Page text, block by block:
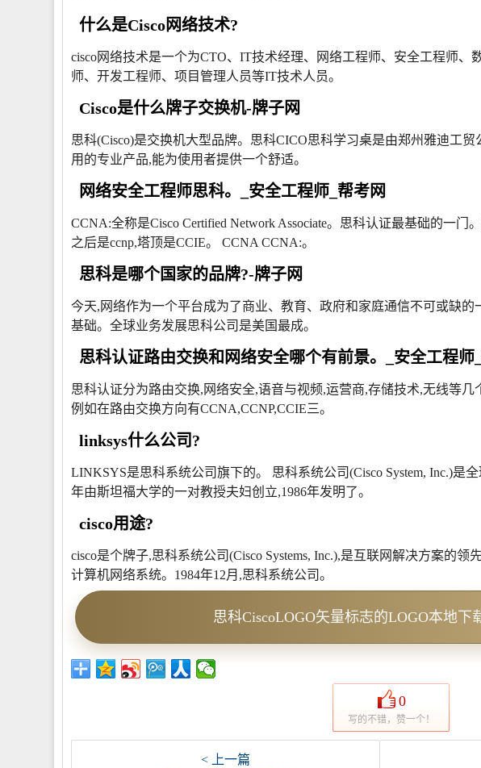
什么是Cisco网络技术?
cisco网络技术是一个为CTO、IT技术经理、网络工程师、安全工程师、
师、开发工程师、项目管理人员等IT技术人员。
Cisco是什么牌子交换机-牌子网
思科(Cisco)是交换机大型品牌。思科CICO思科学习桌是由郑州雅迪工
用的专业产品,能为使用者提供一个舒适。
网络安全工程师思科。_安全工程师_帮考网
CCNA:全称是Cisco Certified Network Associate。思科认证最基础的一
之后是ccnp,塔顶是CCIE。 CCNA CCNA:。
思科是哪个国家的品牌?-牌子网
今天,网络作为一个平台成为了商业、教育、政府和家庭通信不可或缺
基础。全球业务发展思科公司是美国最成。
思科认证路由交换和网络安全哪个有前景。_安全工程师
思科认证分为路由交换,网络安全,语音与视频,运营商,存储技术,无线等
例如在路由交换方向有CCNA,CCNP,CCIE三。
linksys什么公司?
LINKSYS是思科系统公司旗下的。 思科系统公司(Cisco System, Inc.)是
年由斯坦福大学的一对教授夫妇创立,1986年发明了。
cisco用途?
cisco是个牌子,思科系统公司(Cisco Systems, Inc.),是互联网解决方案的
计算机网络系统。1984年12月,思科系统公司。
思科CiscoLOGO矢量标志的LOGO本地下
0
写的不错，赞一个！
< 上一篇